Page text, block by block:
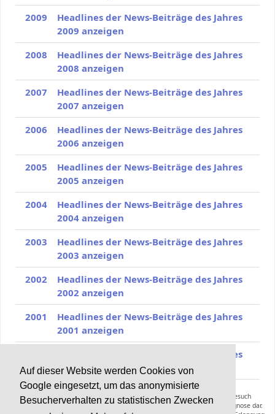
Auf dieser Website werden Cookies von
Google eingesetzt, um das anonymisierte
Besucherverhalten zu statistischen Zwecken
2009
Headlines der News-Beiträge des Jahres
2009 anzeigen
2008
Headlines der News-Beiträge des Jahres
2008 anzeigen
2007
Headlines der News-Beiträge des Jahres
2007 anzeigen
2006
Headlines der News-Beiträge des Jahres
2006 anzeigen
2005
Headlines der News-Beiträge des Jahres
2005 anzeigen
2004
Headlines der News-Beiträge des Jahres
2004 anzeigen
2003
Headlines der News-Beiträge des Jahres
2003 anzeigen
2002
Headlines der News-Beiträge des Jahres
2002 anzeigen
2001
Headlines der News-Beiträge des Jahres
2001 anzeigen
Headlines der News-Beiträge des Jahres
2000 anzeigen
Die Inhalte von Haarerkrankungen.de können und sollen keinen Arztbesuch
ersetzen und stellen keine Anleitung zur Selbstmedikation oder Selbstdiagnose dar.